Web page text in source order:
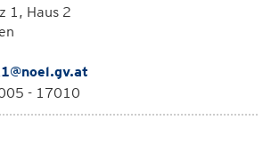
1, Haus 2
- 17010